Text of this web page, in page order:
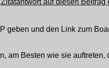
geben und den Link zum
am Besten wie sie